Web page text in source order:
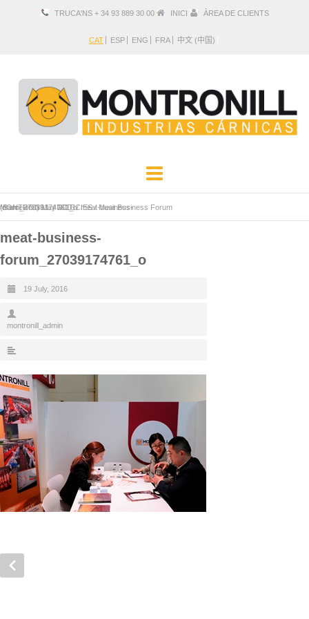
TRUCA'NS + 34 93 889 30 00 INICI ÀREA DE CLIENTS
CAT ESP ENG FRA 中文 (中国)
EMPRESA
PRODUCTES
MONTRONILL/NOTICIES/
Meat Business Forum (Barcelona) May 2016/
meat-business-forum_27039174761_o
meat-business-
forum_27039174761_o
19 July, 2016
montronill_admin